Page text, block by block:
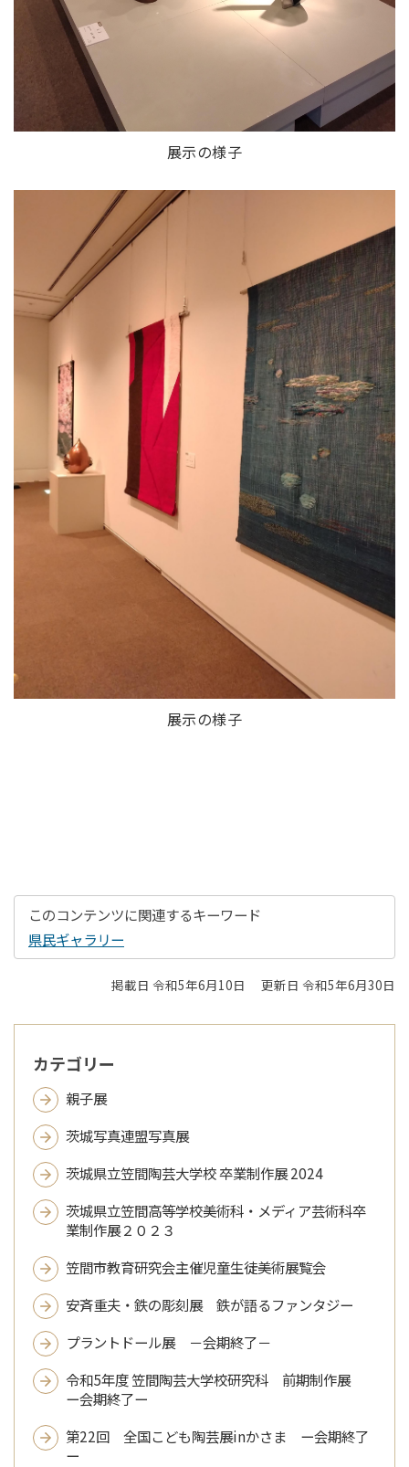
展示の様子
展示の様子
このコンテンツに関連するキーワード
県民ギャラリー
掲載日 令和5年6月10日 更新日 令和5年6月30日
カテゴリー
親子展
茨城写真連盟写真展
茨城県立笠間陶芸大学校 卒業制作展 2024
茨城県立笠間高等学校美術科・メディア芸術科卒
業制作展２０２３
笠間市教育研究会主催児童生徒美術展覧会
安斉重夫・鉄の彫刻展 鉄が語るファンタジー
プラントドール展 －会期終了－
令和5年度 笠間陶芸大学校研究科 前期制作展
ー会期終了ー
第22回 全国こども陶芸展inかさま ー会期終了
ー